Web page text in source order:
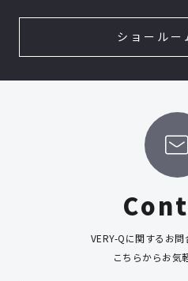
ショールー
VERY-Qに関するお
こちらからお気